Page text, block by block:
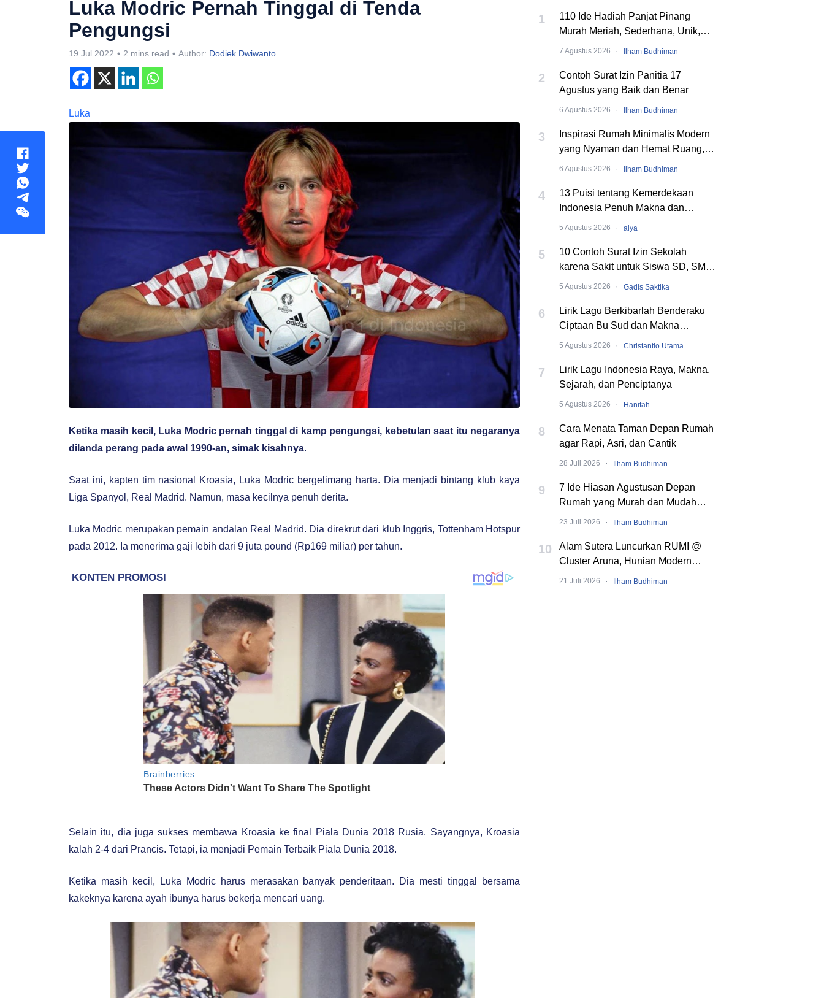
Luka Modric Pernah Tinggal di Tenda
Pengungsi
19 Jul 2022 2 mins read Author: Dodiek Dwiwanto
1
110 Ide Hadiah Panjat Pinang
Murah Meriah, Sederhana, Unik,
dan Nyeleneh
7 Agustus 2026 · Ilham Budhiman
2
Contoh Surat Izin Panitia 17
Agustus yang Baik dan Benar
6 Agustus 2026 · Ilham Budhiman
3
Inspirasi Rumah Minimalis Modern
yang Nyaman dan Hemat Ruang,
Begini Cara Merancangnya!
6 Agustus 2026 · Ilham Budhiman
4
13 Puisi tentang Kemerdekaan
Indonesia Penuh Makna dan
Menyentuh Hati
5 Agustus 2026 · alya
5
10 Contoh Surat Izin Sekolah
karena Sakit untuk Siswa SD, SMP,
hingga SMA
5 Agustus 2026 · Gadis Saktika
6
Lirik Lagu Berkibarlah Benderaku
Ciptaan Bu Sud dan Makna
Dibaliknya
5 Agustus 2026 · Christantio Utama
7
Lirik Lagu Indonesia Raya, Makna,
Sejarah, dan Penciptanya
5 Agustus 2026 · Hanifah
8
Cara Menata Taman Depan Rumah
agar Rapi, Asri, dan Cantik
28 Juli 2026 · Ilham Budhiman
9
7 Ide Hiasan Agustusan Depan
Rumah yang Murah dan Mudah
Dibuat
23 Juli 2026 · Ilham Budhiman
10
Alam Sutera Luncurkan RUMI @
Cluster Aruna, Hunian Modern
Tropical 2 Lantai di Downtown Alam
21 Juli 2026 · Ilham Budhiman
Luka
Ketika masih kecil, Luka Modric pernah tinggal di kamp pengungsi, kebetulan saat itu negaranya
dilanda perang pada awal 1990-an, simak kisahnya.
Saat ini, kapten tim nasional Kroasia, Luka Modric bergelimang harta. Dia menjadi bintang klub kaya
Liga Spanyol, Real Madrid. Namun, masa kecilnya penuh derita.
Luka Modric merupakan pemain andalan Real Madrid. Dia direkrut dari klub Inggris, Tottenham Hotspur
pada 2012. Ia menerima gaji lebih dari 9 juta pound (Rp169 miliar) per tahun.
Selain itu, dia juga sukses membawa Kroasia ke final Piala Dunia 2018 Rusia. Sayangnya, Kroasia
kalah 2-4 dari Prancis. Tetapi, ia menjadi Pemain Terbaik Piala Dunia 2018.
Ketika masih kecil, Luka Modric harus merasakan banyak penderitaan. Dia mesti tinggal bersama
kakeknya karena ayah ibunya harus bekerja mencari uang.